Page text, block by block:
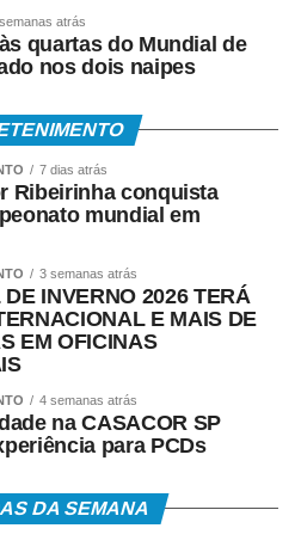
atrás
quartas do Mundial de
nos dois naipes
7 dias atrás
Ribeirinha conquista
mundial em
3 semanas atrás
DE INVERNO 2026 TERÁ
E MAIS DE
EM OFICINAS
4 semanas atrás
na CASACOR SP
para PCDs
DA SEMANA